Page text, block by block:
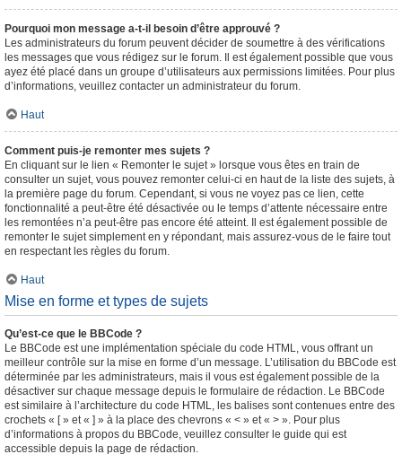
Pourquoi mon message a-t-il besoin d’être approuvé ?
Les administrateurs du forum peuvent décider de soumettre à des vérifications
les messages que vous rédigez sur le forum. Il est également possible que vous
ayez été placé dans un groupe d’utilisateurs aux permissions limitées. Pour plus
d’informations, veuillez contacter un administrateur du forum.
Haut
Comment puis-je remonter mes sujets ?
En cliquant sur le lien « Remonter le sujet » lorsque vous êtes en train de
consulter un sujet, vous pouvez remonter celui-ci en haut de la liste des sujets, à
la première page du forum. Cependant, si vous ne voyez pas ce lien, cette
fonctionnalité a peut-être été désactivée ou le temps d’attente nécessaire entre
les remontées n’a peut-être pas encore été atteint. Il est également possible de
remonter le sujet simplement en y répondant, mais assurez-vous de le faire tout
en respectant les règles du forum.
Haut
Mise en forme et types de sujets
Qu’est-ce que le BBCode ?
Le BBCode est une implémentation spéciale du code HTML, vous offrant un
meilleur contrôle sur la mise en forme d’un message. L’utilisation du BBCode est
déterminée par les administrateurs, mais il vous est également possible de la
désactiver sur chaque message depuis le formulaire de rédaction. Le BBCode
est similaire à l’architecture du code HTML, les balises sont contenues entre des
crochets « [ » et « ] » à la place des chevrons « < » et « > ». Pour plus
d’informations à propos du BBCode, veuillez consulter le guide qui est
accessible depuis la page de rédaction.